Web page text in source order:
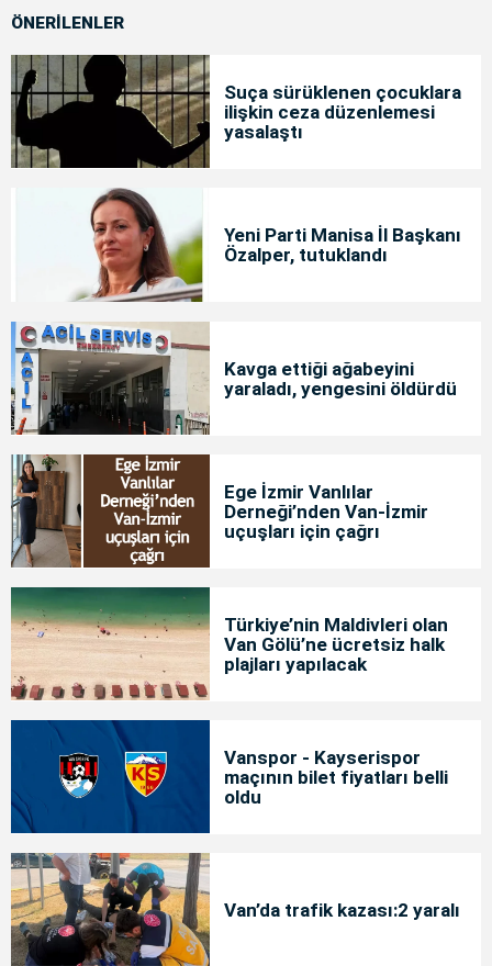
ÖNERİLENLER
Suça sürüklenen çocuklara
ilişkin ceza düzenlemesi
yasalaştı
Yeni Parti Manisa İl Başkanı
Özalper, tutuklandı
Kavga ettiği ağabeyini
yaraladı, yengesini öldürdü
Ege İzmir Vanlılar
Derneği’nden Van-İzmir
uçuşları için çağrı
Türkiye’nin Maldivleri olan
Van Gölü’ne ücretsiz halk
plajları yapılacak
Vanspor - Kayserispor
maçının bilet fiyatları belli
oldu
Van’da trafik kazası:2 yaralı